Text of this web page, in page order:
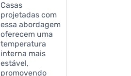
Casas
projetadas com
essa abordagem
oferecem uma
temperatura
interna mais
estável,
promovendo